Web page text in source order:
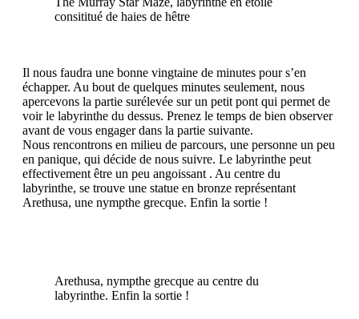
consititué de haies de hêtre
Il nous faudra une bonne vingtaine de minutes pour s’en
échapper. Au bout de quelques minutes seulement, nous
apercevons la partie surélevée sur un petit pont qui permet de
voir le labyrinthe du dessus. Prenez le temps de bien observer
avant de vous engager dans la partie suivante.
Nous rencontrons en milieu de parcours, une personne un peu
en panique, qui décide de nous suivre. Le labyrinthe peut
effectivement être un peu angoissant . Au centre du
labyrinthe, se trouve une statue en bronze représentant
Arethusa, une nympthe grecque. Enfin la sortie !
Arethusa, nympthe grecque au centre du
labyrinthe. Enfin la sortie !